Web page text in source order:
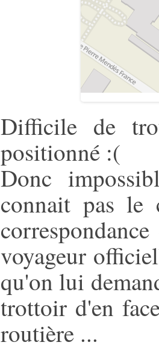
Difficile de
positionné :(
Donc
connait pas le
voyageur
qu'on lui
trottoir d'en
routière ...